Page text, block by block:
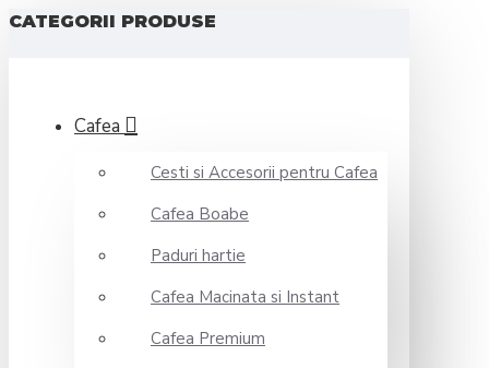
CATEGORII PRODUSE
Cafea
Cesti si Accesorii pentru Cafea
Cafea Boabe
Paduri hartie
Cafea Macinata si Instant
Cafea Premium